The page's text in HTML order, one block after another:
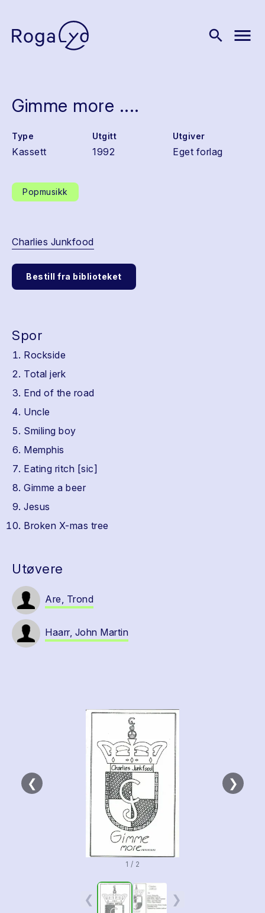
search menu
Gimme more ....
Type
Kassett
Utgitt
1992
Utgiver
Eget forlag
Popmusikk
Charlies Junkfood
Bestill fra biblioteket
Spor
Rockside
Total jerk
End of the road
Uncle
Smiling boy
Memphis
Eating ritch [sic]
Gimme a beer
Jesus
Broken X-mas tree
Utøvere
Are, Trond
Haarr, John Martin
❮ ❯
1 / 2
❮ ❯